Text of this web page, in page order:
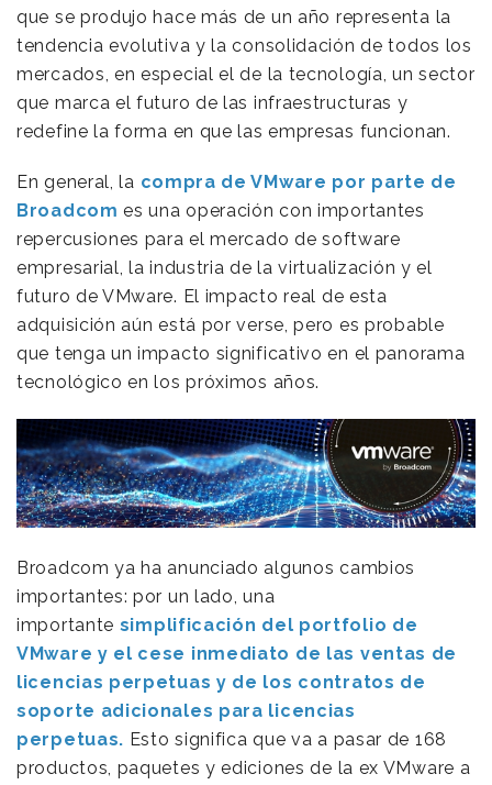
que se produjo hace más de un año representa la
tendencia evolutiva y la consolidación de todos los
mercados, en especial el de la tecnología, un sector
que marca el futuro de las infraestructuras y
redefine la forma en que las empresas funcionan.
En general, la compra de VMware por parte de
Broadcom es una operación con importantes
repercusiones para el mercado de software
empresarial, la industria de la virtualización y el
futuro de VMware. El impacto real de esta
adquisición aún está por verse, pero es probable
que tenga un impacto significativo en el panorama
tecnológico en los próximos años.
Broadcom ya ha anunciado algunos cambios
importantes: por un lado, una
importante simplificación del portfolio de
VMware y el cese inmediato de las ventas de
licencias perpetuas y de los contratos de
soporte adicionales para licencias
perpetuas. Esto significa que va a pasar de 168
productos, paquetes y ediciones de la ex VMware a